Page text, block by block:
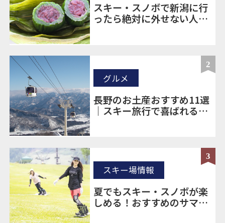
スキー・スノボで新潟に行
ったら絶対に外せない人気
2
長野のお土産おすすめ11選
｜スキー旅行で喜ばれる定
グルメ
3
夏でもスキー・スノボが楽
しめる！おすすめのサマー
スキー場情報